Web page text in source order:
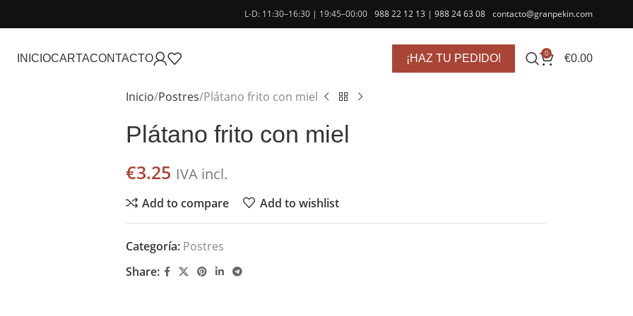
L-D: 11:30–16:30 | 19:45–00:00 988 22 12 13 | 988 24 63 08 contacto@granpekin.com
INICIOCARTACONTACTO ¡HAZ TU PEDIDO! 0 €0.00
Inicio Postres Plátano frito con miel
Plátano frito con miel
€3.25 IVA incl.
Add to compare Add to wishlist
Categoría: Postres
Share: